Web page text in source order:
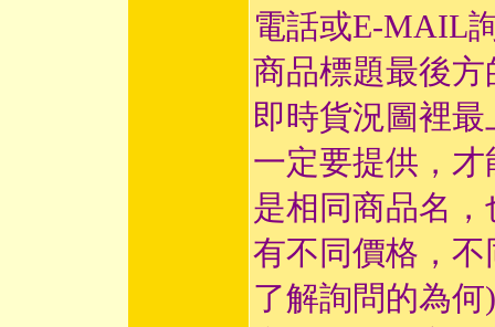
電話或E-MAIL
商品標題最後
即時貨況圖裡
一定要提供，
是相同商品名
有不同價格，
了解詢問的為